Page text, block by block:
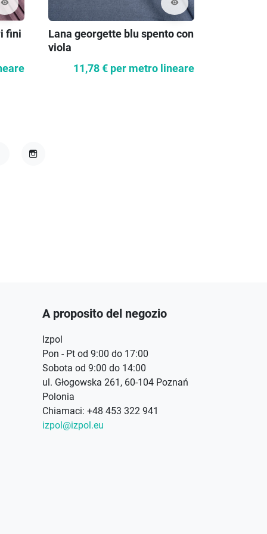
visibility
fini
visibility
Lana georgette blu spento con
viola
11,78 € per metro lineare
A proposito del negozio
Izpol
Pon - Pt od 9:00 do 17:00
Sobota od 9:00 do 14:00
ul. Głogowska 261, 60-104 Poznań
Polonia
Chiamaci: +48 453 322 941
izpol@izpol.eu